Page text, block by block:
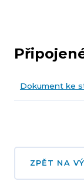
Dokument ke
ZPĚT NA